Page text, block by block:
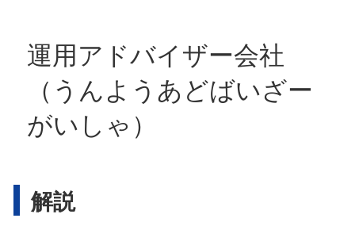
運用アドバイザー会社
（うんようあどばいざー
がいしゃ）
解説